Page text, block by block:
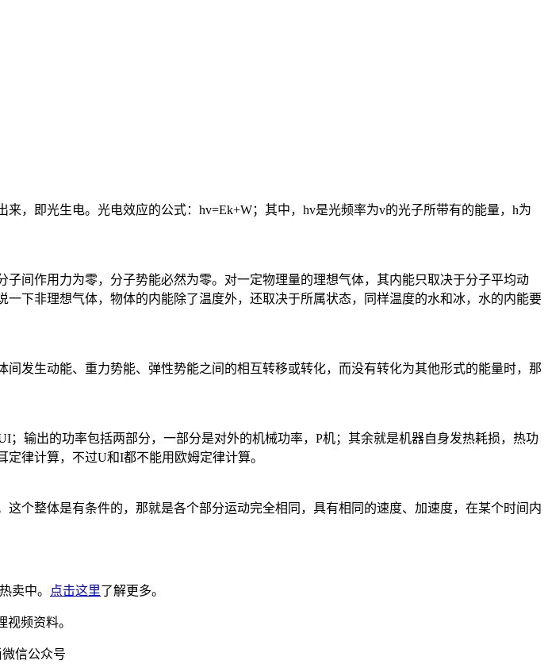
，即光生电。光电效应的公式：hv=Ek+W；其中，hv是光频率为v的光子所带有的能量，h为
间作用力为零，分子势能必然为零。对一定物理量的理想气体，其内能只取决于分子平均动
下非理想气体，物体的内能除了温度外，还取决于所属状态，同样温度的水和冰，水的内能要
发生动能、重力势能、弹性势能之间的相互转移或转化，而没有转化为其他形式的能量时，那
输出的功率包括两部分，一部分是对外的机械功率，P机；其余就是机器自身发热耗损，热功
律计算，不过U和I都不能用欧姆定律计算。
个整体是有条件的，那就是各个部分运动完全相同，具有相同的速度、加速度，在某个时间内
卖中。 点击这里了解更多。
视频资料。